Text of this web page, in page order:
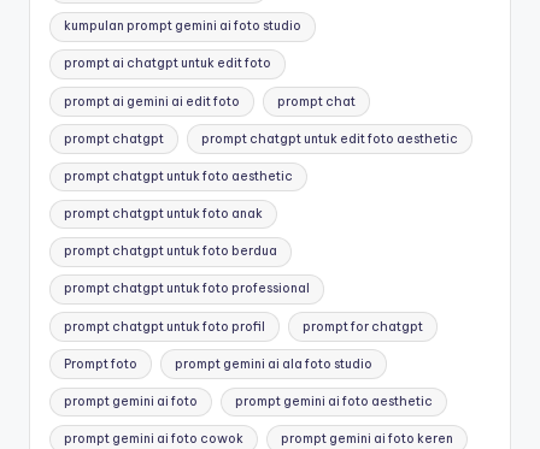
kumpulan prompt gemini ai foto studio
prompt ai chatgpt untuk edit foto
prompt ai gemini ai edit foto prompt chat
prompt chatgpt prompt chatgpt untuk edit foto aesthetic
prompt chatgpt untuk foto aesthetic
prompt chatgpt untuk foto anak
prompt chatgpt untuk foto berdua
prompt chatgpt untuk foto professional
prompt chatgpt untuk foto profil prompt for chatgpt
Prompt foto prompt gemini ai ala foto studio
prompt gemini ai foto prompt gemini ai foto aesthetic
prompt gemini ai foto cowok prompt gemini ai foto keren